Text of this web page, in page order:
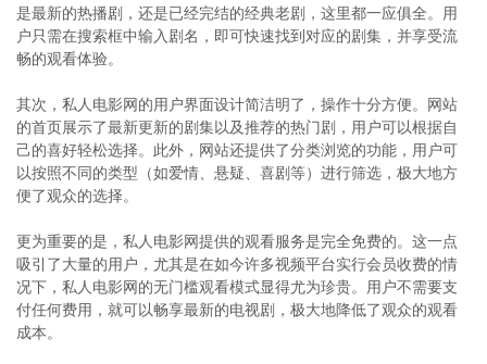
是最新的热播剧，还是已经完结的经典老剧，这里都一应俱全。用
户只需在搜索框中输入剧名，即可快速找到对应的剧集，并享受流
畅的观看体验。
其次，私人电影网的用户界面设计简洁明了，操作十分方便。网站
的首页展示了最新更新的剧集以及推荐的热门剧，用户可以根据自
己的喜好轻松选择。此外，网站还提供了分类浏览的功能，用户可
以按照不同的类型（如爱情、悬疑、喜剧等）进行筛选，极大地方
便了观众的选择。
更为重要的是，私人电影网提供的观看服务是完全免费的。这一点
吸引了大量的用户，尤其是在如今许多视频平台实行会员收费的情
况下，私人电影网的无门槛观看模式显得尤为珍贵。用户不需要支
付任何费用，就可以畅享最新的电视剧，极大地降低了观众的观看
成本。